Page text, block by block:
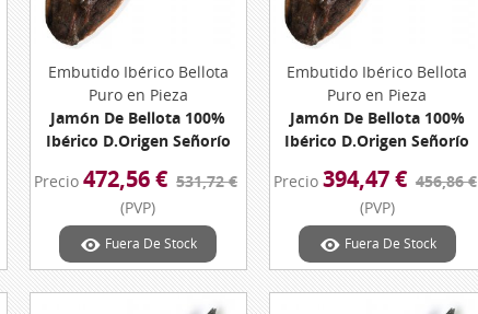
Vista Rápida
Embutido Ibérico Bellota
Puro en Pieza
Jamón De Bellota 100%
Ibérico D.Origen Señorío
Kg. Aprox.
Precio472,56 € 531,72 €
(PVP)
Fuera De Stock
Vista Rápida
Embutido Ibérico Bellota
Puro en Pieza
Jamón De Bellota 100%
Ibérico D.Origen Señorío
Kg. Aprox.
Precio 394,47 € 456,86 €
(PVP)
Fuera De Stock